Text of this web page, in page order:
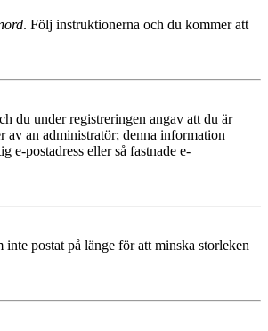
. Följ instruktionerna och du kommer att
du under registreringen angav att du är
av an administratör; denna information
e-postadress eller så fastnade e-
postat på länge för att minska storleken